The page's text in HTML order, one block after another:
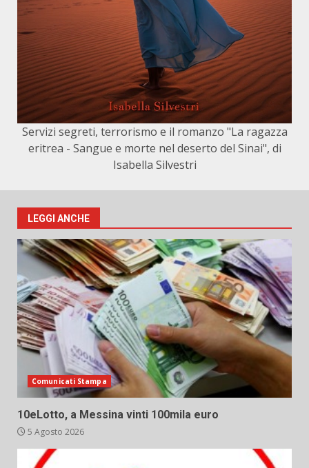
Servizi segreti, terrorismo e il romanzo "La ragazza
eritrea - Sangue e morte nel deserto del Sinai", di
Isabella Silvestri
LEGGI ANCHE
Comunicati Stampa
10eLotto, a Messina vinti 100mila euro
5 Agosto 2026